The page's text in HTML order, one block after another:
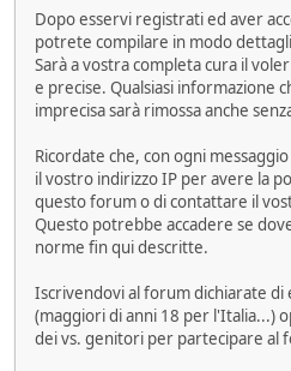
Dopo esservi registrati ed aver
potrete compilare in modo
Sarà a vostra completa cura il
e precise. Qualsiasi informazione
imprecisa sarà rimossa anche
Ricordate che, con ogni
il vostro indirizzo IP per avere la
questo forum o di contattare il
Questo potrebbe accadere se
norme fin qui descritte.
Iscrivendovi al forum dichiarate di
(maggiori di anni 18 per l'Italia...)
dei vs. genitori per partecipare al